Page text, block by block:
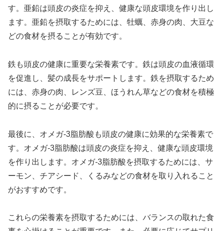
す。亜鉛は頭皮の炎症を抑え、健康な頭皮環境を作り出し
ます。亜鉛を摂取するためには、牡蠣、赤身の肉、大豆な
どの食材を摂ることが有効です。
鉄も頭皮の健康に重要な栄養素です。鉄は頭皮の血液循環
を促進し、髪の成長をサポートします。鉄を摂取するため
には、赤身の肉、レンズ豆、ほうれん草などの食材を積極
的に摂ることが必要です。
最後に、オメガ-3脂肪酸も頭皮の健康に効果的な栄養素で
す。オメガ-3脂肪酸は頭皮の炎症を抑え、健康な頭皮環境
を作り出します。オメガ-3脂肪酸を摂取するためには、サ
ーモン、チアシード、くるみなどの食材を取り入れること
がおすすめです。
これらの栄養素を摂取するためには、バランスの取れた食